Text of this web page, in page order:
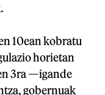
10ean kobratu
horietan
3ra —igande
gobernuak